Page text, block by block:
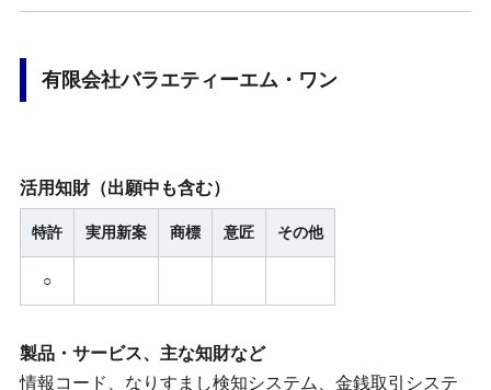
有限会社バラエティーエム・ワン
活用知財（出願中も含む）
特許 実用新案 商標 意匠 その他
○
製品・サービス、主な知財など
情報コード、なりすまし検知システム、金銭取引システ